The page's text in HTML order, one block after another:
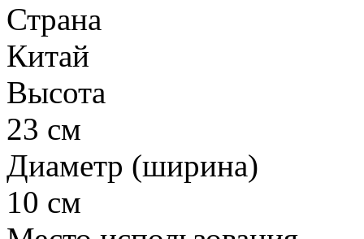
Страна
Китай
Высота
23 см
Диаметр (ширина)
10 см